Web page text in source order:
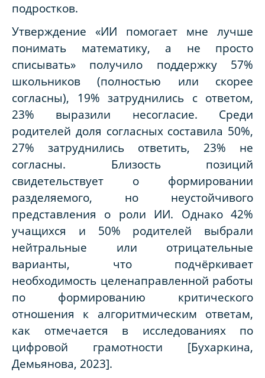
подростков.
Утверждение «ИИ помогает мне лучше
понимать математику, а не просто
списывать» получило поддержку 57%
школьников (полностью или скорее
согласны), 19% затруднились с ответом,
23% выразили несогласие. Среди
родителей доля согласных составила 50%,
27% затруднились ответить, 23% не
согласны. Близость позиций
свидетельствует о формировании
разделяемого, но неустойчивого
представления о роли ИИ. Однако 42%
учащихся и 50% родителей выбрали
нейтральные или отрицательные
варианты, что подчёркивает
необходимость целенаправленной работы
по формированию критического
отношения к алгоритмическим ответам,
как отмечается в исследованиях по
цифровой грамотности [Бухаркина,
Демьянова, 2023].